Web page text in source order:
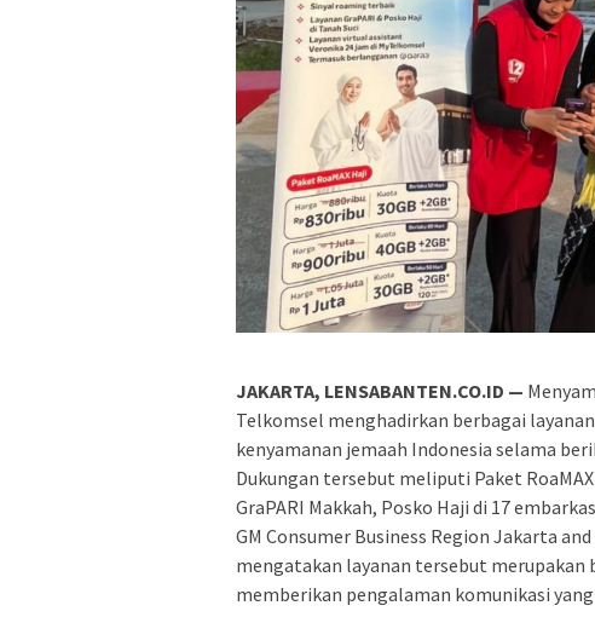
JAKARTA, LENSABANTEN.CO.ID —
Telkomsel menghadirkan berbagai
kenyamanan jemaah Indonesia selama
Dukungan tersebut meliputi Paket
GraPARI Makkah, Posko Haji di 17
GM Consumer Business Region Jakarta
mengatakan layanan tersebut
memberikan pengalaman komunikasi